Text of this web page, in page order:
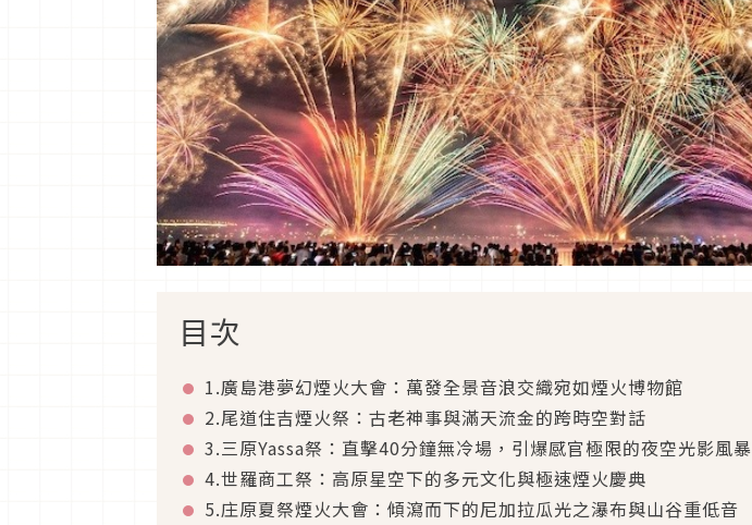
目次
1.廣島港夢幻煙火大會：萬發全景音浪交織宛如煙火博物館
2.尾道住吉煙火祭：古老神事與滿天流金的跨時空對話
3.三原Yassa祭：直擊40分鐘無冷場，引爆感官極限的夜空光影風暴
4.世羅商工祭：高原星空下的多元文化與極速煙火慶典
5.庄原夏祭煙火大會：傾瀉而下的尼加拉瓜光之瀑布與山谷重低音